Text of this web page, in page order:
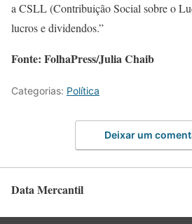
a CSLL (Contribuição Social sobre o
lucros e dividendos.”
Fonte: FolhaPress/Julia Chaib
Categorias: Política
Deixar um
Data Mercantil